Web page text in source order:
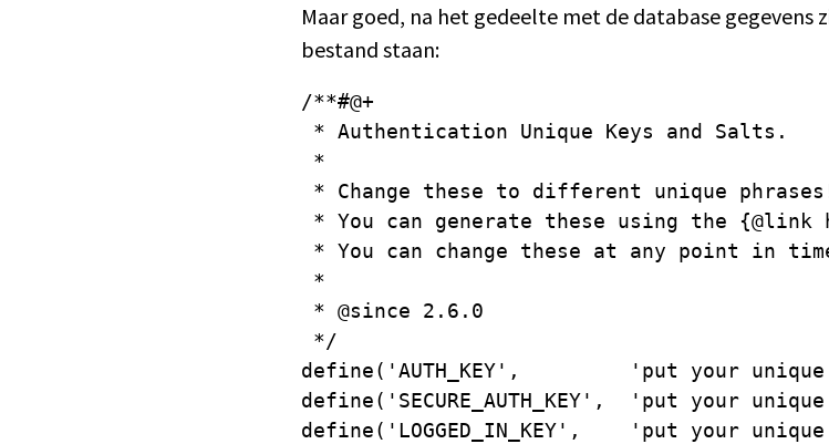
Maar goed, na het gedeelte met de database gegevens
bestand staan:
/**#@+
* Authentication Unique Keys and Salts.
*
* Change these to different unique
* You can generate these using the
* You can change these at any point in
*
* @since 2.6.0
*/
define('AUTH_KEY',         'put your
define('SECURE_AUTH_KEY',  'put your
define('LOGGED_IN_KEY',    'put your